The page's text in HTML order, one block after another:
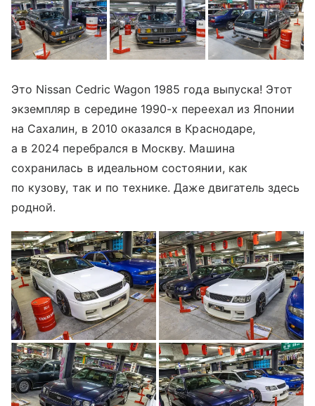
Это Nissan Cedric Wagon 1985 года выпуска! Этот
экземпляр в середине 1990-х переехал из Японии
на Сахалин, в 2010 оказался в Краснодаре,
а в 2024 перебрался в Москву. Машина
сохранилась в идеальном состоянии, как
по кузову, так и по технике. Даже двигатель здесь
родной.